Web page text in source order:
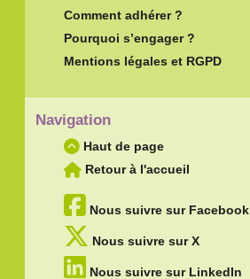
Comment adhérer ?
Pourquoi s’engager ?
Mentions légales et RGPD
Navigation
Haut de page
Retour à l'accueil
Nous suivre sur Facebook
Nous suivre sur X
Nous suivre sur LinkedIn